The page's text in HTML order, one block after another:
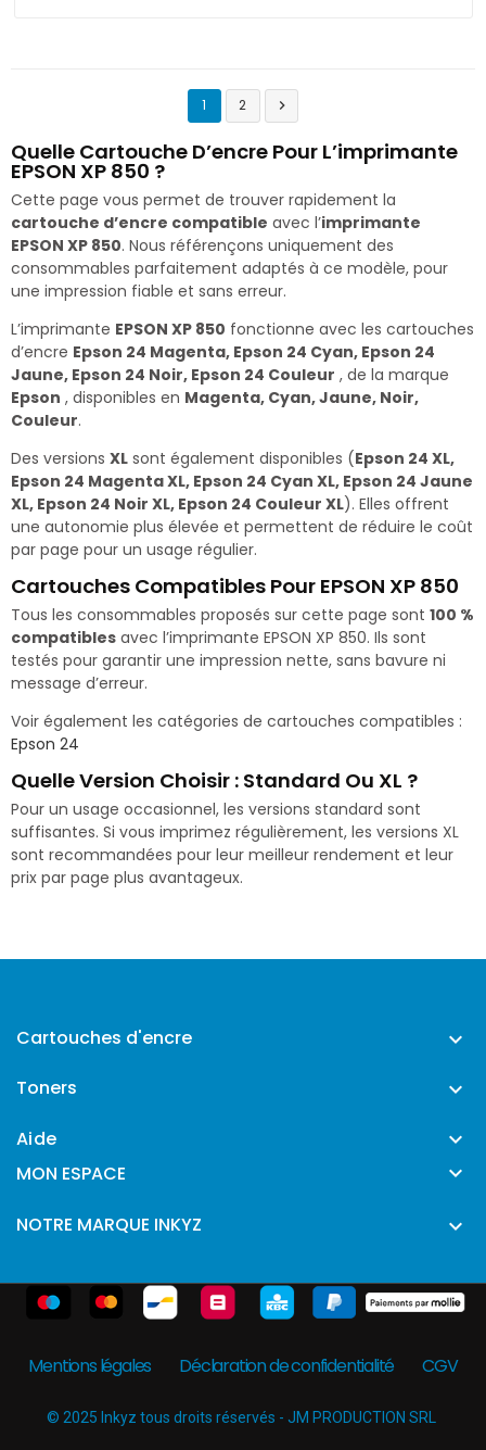
1 2 
Quelle Cartouche D’encre Pour L’imprimante
EPSON XP 850 ?
Cette page vous permet de trouver rapidement la
cartouche d’encre compatible avec l’imprimante
EPSON XP 850. Nous référençons uniquement des
consommables parfaitement adaptés à ce modèle, pour
une impression fiable et sans erreur.
L’imprimante EPSON XP 850 fonctionne avec les cartouches
d’encre Epson 24 Magenta, Epson 24 Cyan, Epson 24
Jaune, Epson 24 Noir, Epson 24 Couleur , de la marque
Epson , disponibles en Magenta, Cyan, Jaune, Noir,
Couleur.
Des versions XL sont également disponibles (Epson 24 XL,
Epson 24 Magenta XL, Epson 24 Cyan XL, Epson 24 Jaune
XL, Epson 24 Noir XL, Epson 24 Couleur XL). Elles offrent
une autonomie plus élevée et permettent de réduire le coût
par page pour un usage régulier.
Cartouches Compatibles Pour EPSON XP 850
Tous les consommables proposés sur cette page sont 100 %
compatibles avec l’imprimante EPSON XP 850. Ils sont
testés pour garantir une impression nette, sans bavure ni
message d’erreur.
Voir également les catégories de cartouches compatibles :
Epson 24
Quelle Version Choisir : Standard Ou XL ?
Pour un usage occasionnel, les versions standard sont
suffisantes. Si vous imprimez régulièrement, les versions XL
sont recommandées pour leur meilleur rendement et leur
prix par page plus avantageux.
Cartouches d'encre 
Toners 
Aide 
MON ESPACE 
NOTRE MARQUE INKYZ 
Mentions légales Déclaration de confidentialité CGV
© 2025 Inkyz tous droits réservés - JM PRODUCTION SRL